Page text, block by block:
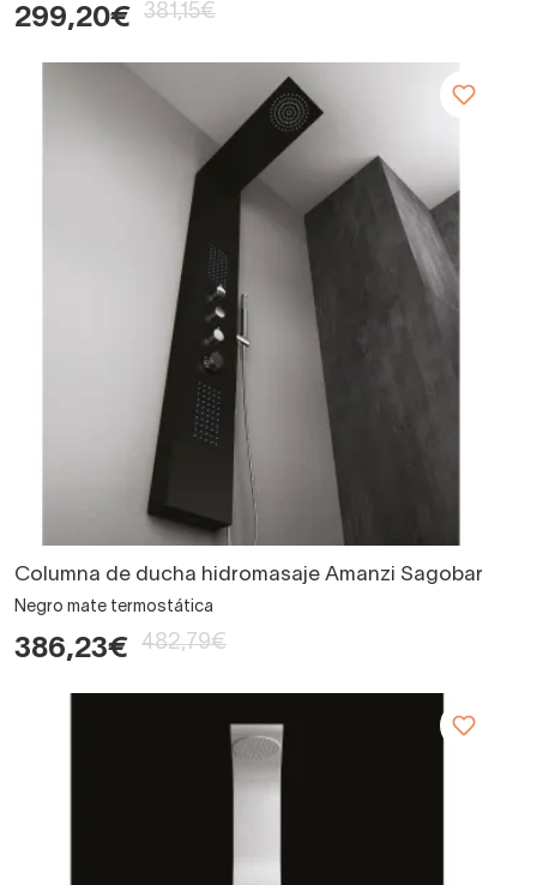
299,20€ 381,15€
Columna de ducha hidromasaje Amanzi Sagobar
Negro mate termostática
386,23€ 482,79€